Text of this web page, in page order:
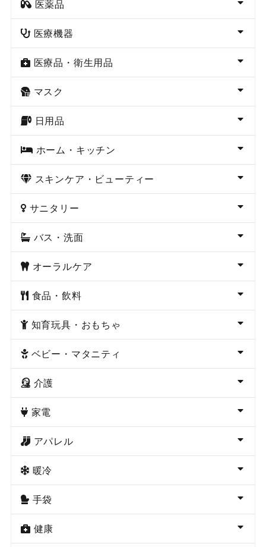
医薬品
医療機器
医療品・衛生用品
マスク
日用品
ホーム・キッチン
スキンケア・ビューティー
サニタリー
バス・洗面
オーラルケア
食品・飲料
知育玩具・おもちゃ
ベビー・マタニティ
介護
家電
アパレル
暖冷
手袋
健康